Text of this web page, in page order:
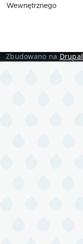
Wewnętrznego
Zbudowano na Drupal